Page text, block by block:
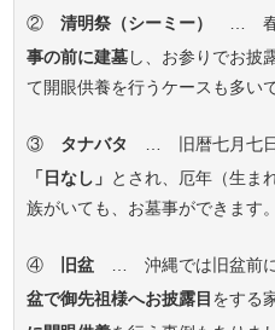
②清明祭（シーミー） … 春
事の前に建墓し、お参りでお披
て開眼供養を行うケースも多い
③ タナバタ … 旧暦七月七日
「日なし」 とされ、厄年（生ま
族がいても、お墓事ができます。
④ 旧盆 … 沖縄では旧盆前に
盆で御先祖様へお披露目 をする